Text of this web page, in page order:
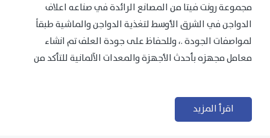
مجموعة رونت فيتا من المصانع الرائدة في صناعه اعلاف
الدواجن في الشرق الأوسط لتغذية الدواجن والماشية طبقاً
لمواصفات الجودة .، وللحفاظ على جودة العلف تم انشاء
معامل مجهزه بأحدث الأجهزة والمعدات الآلمانية للتأكد من
اقرأ المزيد